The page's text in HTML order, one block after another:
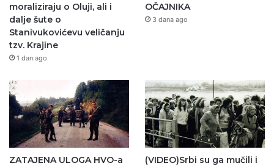
moraliziraju o Oluji, ali i
dalje šute o
Stanivukovićevu veličanju
tzv. Krajine
1 dan ago
OČAJNIKA
3 dana ago
ZATAJENA ULOGA HVO-a
(VIDEO)Srbi su ga mučili i